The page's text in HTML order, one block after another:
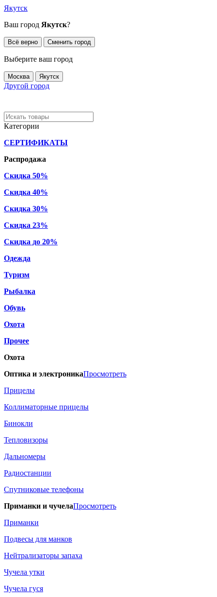
Якутск
Ваш город Якутск?
Всё верно Сменить город
Выберите ваш город
Москва Якутск
Другой город
Категории
СЕРТИФИКАТЫ
Распродажа
Скидка 50%
Скидка 40%
Скидка 30%
Скидка 23%
Скидка до 20%
Одежда
Туризм
Рыбалка
Обувь
Охота
Прочее
Охота
Оптика и электроникаПросмотреть
Прицелы
Коллиматорные прицелы
Бинокли
Тепловизоры
Дальномеры
Радиостанции
Спутниковые телефоны
Приманки и чучелаПросмотреть
Приманки
Подвесы для манков
Нейтрализаторы запаха
Чучела утки
Чучела гуся